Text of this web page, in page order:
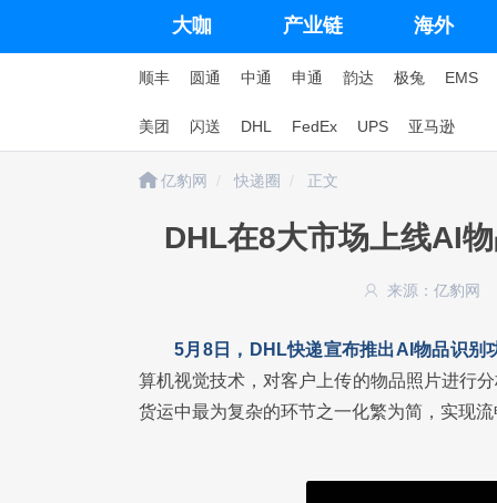
大咖 产业链 海外
顺丰 圆通 中通 申通 韵达 极兔 EMS
美团 闪送 DHL FedEx UPS 亚马逊
亿豹网 快递圈 正文
DHL在8大市场上线AI
来源：亿豹网
5月8日，DHL快递宣布推出AI物品识别
算机视觉技术，对客户上传的物品照片进行
货运中最为复杂的环节之一化繁为简，实现